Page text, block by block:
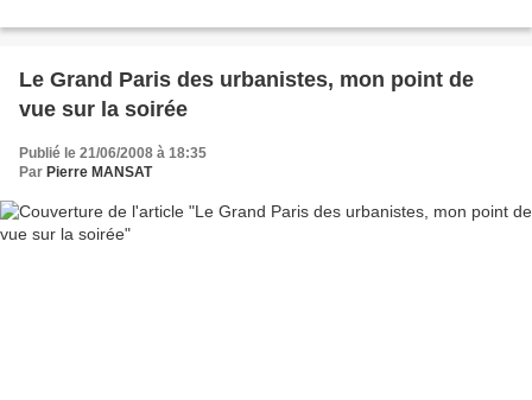
Le Grand Paris des urbanistes, mon point de
vue sur la soirée
Publié le 21/06/2008 à 18:35
Par Pierre MANSAT